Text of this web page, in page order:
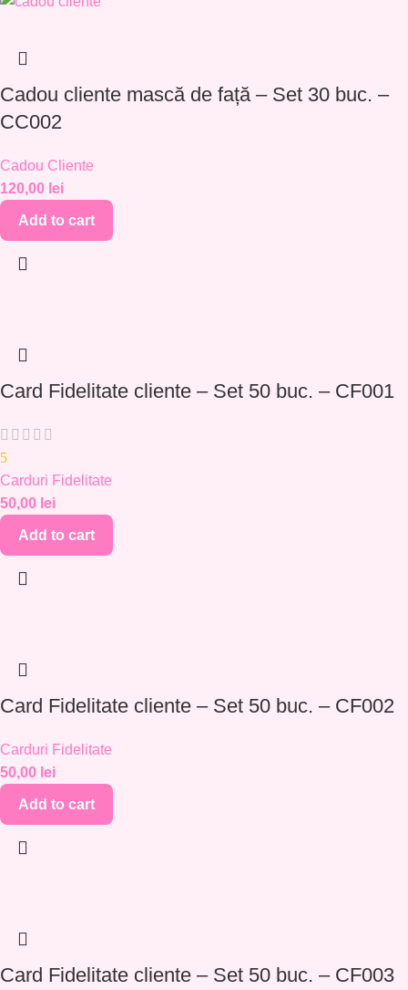
Cadou cliente mască de față – Set 30 buc. –
CC002
Cadou Cliente
120,00 lei
Add to cart
Card Fidelitate cliente – Set 50 buc. – CF001
5
Carduri Fidelitate
50,00 lei
Add to cart
Card Fidelitate cliente – Set 50 buc. – CF002
Carduri Fidelitate
50,00 lei
Add to cart
Card Fidelitate cliente – Set 50 buc. – CF003